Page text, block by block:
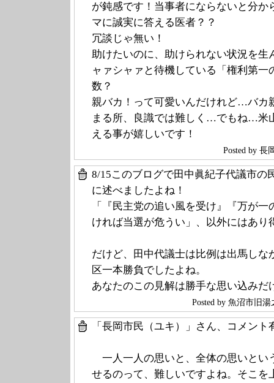
が鈍感です！当事者にならないと分か
マに誠実に答える医者？？
冗談じゃ無い！
助けたいのに、助けられない状況を生
ャァシャァと待機している「権利第一
数？
親バカ！って可愛いんだけれど…バカ
まる所、良識では難しく…でもね…米
える事が嬉しいです！
Posted by 長
8/15このブログで田中眞紀子代議市の
に述べましたよね！
「『民主党の追い風を受け』『万が
ければ当選が危うい」、以外にはあり
だけど、田中代議士は比例は出馬しな
区一本勝負でしたよね。
あなたのこの見解は勝手な思い込みだ
Posted by 魚沼市旧
「長岡市民（ユキ）」さん、コメン
一人一人の思いと、全体の思いとい
せるのって、難しいですよね。そこを